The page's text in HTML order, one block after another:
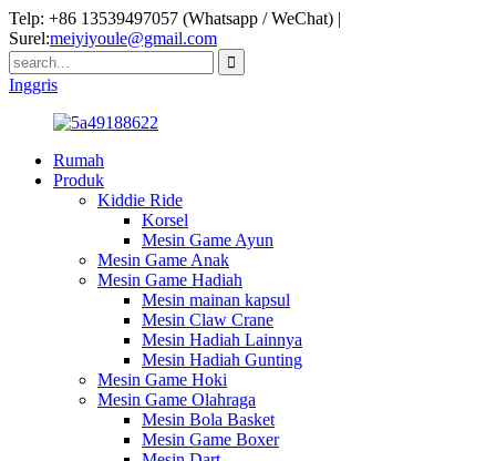
Telp: +86 13539497057 (Whatsapp / WeChat) |
Surel:meiyiyoule@gmail.com
Inggris
Rumah
Produk
Kiddie Ride
Korsel
Mesin Game Ayun
Mesin Game Anak
Mesin Game Hadiah
Mesin mainan kapsul
Mesin Claw Crane
Mesin Hadiah Lainnya
Mesin Hadiah Gunting
Mesin Game Hoki
Mesin Game Olahraga
Mesin Bola Basket
Mesin Game Boxer